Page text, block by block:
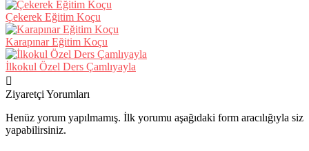
Çekerek Eğitim Koçu
Karapınar Eğitim Koçu
İlkokul Özel Ders Çamlıyayla
Ziyaretçi Yorumları
Henüz yorum yapılmamış. İlk yorumu aşağıdaki form aracılığıyla siz
yapabilirsiniz.